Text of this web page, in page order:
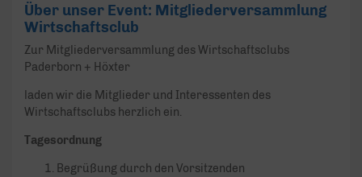
Über unser Event: Mitgliederversammlung
Wirtschaftsclub
Zur Mitgliederversammlung des Wirtschaftsclubs
Paderborn + Höxter
laden wir die Mitglieder und Interessenten des
Wirtschaftsclubs herzlich ein.
Tagesordnung
Begrüßung durch den Vorsitzenden